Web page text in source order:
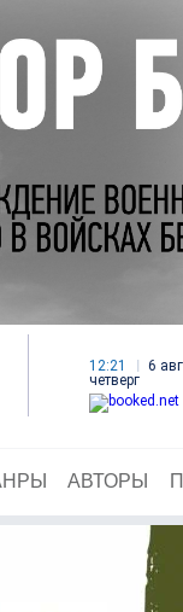
12:21
6
четверг
АВТОРЫ